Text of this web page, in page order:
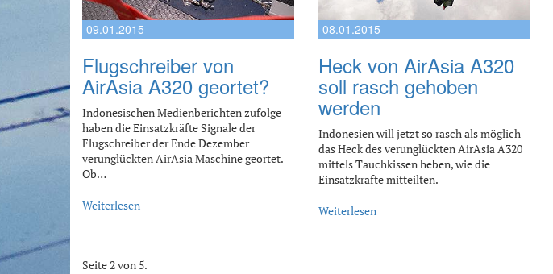
09.01.2015
Flugschreiber von
AirAsia A320 geortet?
Indonesischen Medienberichten zufolge
haben die Einsatzkräfte Signale der
Flugschreiber der Ende Dezember
verunglückten AirAsia Maschine geortet.
Ob…
Weiterlesen
08.01.2015
Heck von AirAsia A320
soll rasch gehoben
werden
Indonesien will jetzt so rasch als möglich
das Heck des verunglückten AirAsia A320
mittels Tauchkissen heben, wie die
Einsatzkräfte mitteilten.
Weiterlesen
Seite 2 von 5.